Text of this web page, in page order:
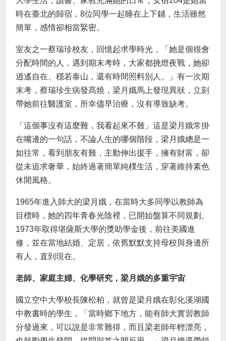
時在臺北的歸宿，8位同學一起睡在上下鋪，生活雖然
簡單，感情卻相當緊密。
室友之一蔡瑞珍校友，回憶起求學時光，「她是個很會
分配時間的人，遇到期末考時，大家都挑燈夜戰，她卻
逍遙自在、穩若泰山，還有時間照料別人。」有一次期
末考，蔡瑞珍生病發髙燒，梁月娥馬上發現異狀，立刻
帶她前往醫護室，所幸儘早治療，沒有導致缺考。
「這個事沒有這麼難，我看起來不難」這是梁月娥常掛
在嘴邊的一句話，不論人生的哪個階段，梁月娥總是一
如往常，看到朋友有難，主動伸出援手，擁有財富，卻
從未追求奢華，始終過著簡單純樸生活，穿著維持素色
休閒風格。
1965年進入師大的梁月娥，在當時大多同學以教師為
目標時，她的四年青春光陰裡，已開始盤算不同規劃。
1973年取得堪薩斯大學的獎助學金後，前往美國進
修，並在當地結婚、定居，依舊默默支持母校與身邊所
有人，直到現在。
老師、家庭主婦、化學研究，梁月娥的多重宇宙
國立空中大學校長陳松柏，就曾是梁月娥在彰化溪湖國
中教書時的學生，「當時鄉下地方，能有師大實習教師
分發過來，可以說是非常難得，而且梁老師年輕漂亮，